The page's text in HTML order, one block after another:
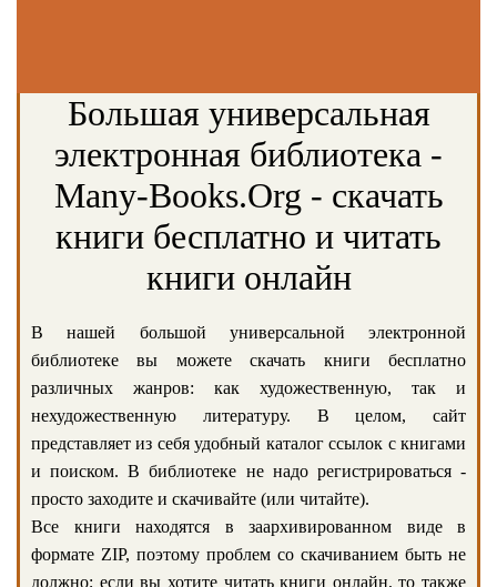
Большая универсальная
электронная библиотека -
Many-Books.Org - скачать
книги бесплатно и читать
книги онлайн
В нашей большой универсальной электронной
библиотеке вы можете скачать книги бесплатно
различных жанров: как художественную, так и
нехудожественную литературу. В целом, сайт
представляет из себя удобный каталог ссылок с книгами
и поиском. В библиотеке не надо регистрироваться -
просто заходите и скачивайте (или читайте).
Все книги находятся в заархивированном виде в
формате ZIP, поэтому проблем со скачиванием быть не
должно; если вы хотите читать книги онлайн, то также